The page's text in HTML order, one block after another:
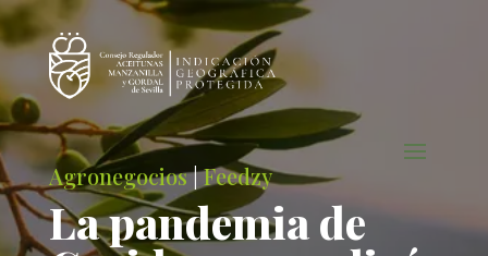
Agronegocios|Feedzy
La pandemia de